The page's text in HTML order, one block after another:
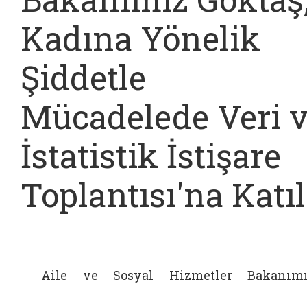
Kadına Yönelik
Şiddetle
Mücadelede Veri
İstatistik İstişare
Toplantısı'na
Aile ve Sosyal Hizmetler